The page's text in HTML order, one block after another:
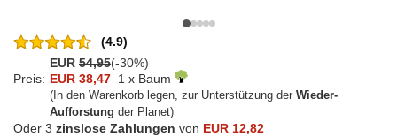
(4.9)
EUR 54,95(-30%)
Preis: EUR 38,47 1 x Baum
(In den Warenkorb legen, zur Unterstützung der Wieder-
Aufforstung der Planet)
Oder 3 zinslose Zahlungen von EUR 12,82